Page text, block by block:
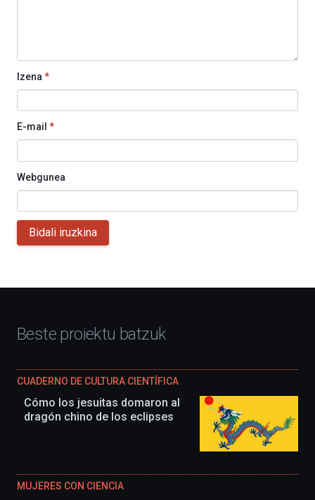
Izena *
E-mail *
Webgunea
Bidali iruzkina
Beste proiektu batzuk
CUADERNO DE CULTURA CIENTÍFICA
Cómo los jesuitas domaron al
dragón chino de los eclipses
MUJERES CON CIENCIA